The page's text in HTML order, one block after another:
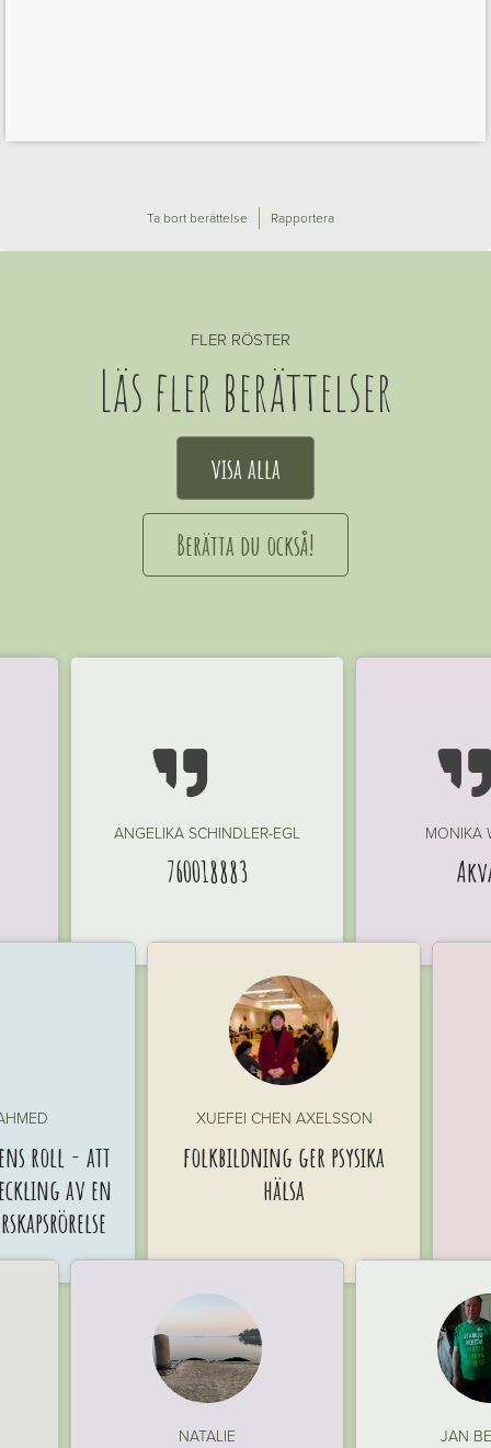
Ta bort berättelse Rapportera
FLER RÖSTER
Läs fler berättelser
visa alla
Berätta du också!

ANGELIKA SCHINDLER-EGL
760018883

MONIKA
roll - att
av en
XUEFEI CHEN AXELSSON
folkbildning ger psysika
hälsa
NATALIE JAN